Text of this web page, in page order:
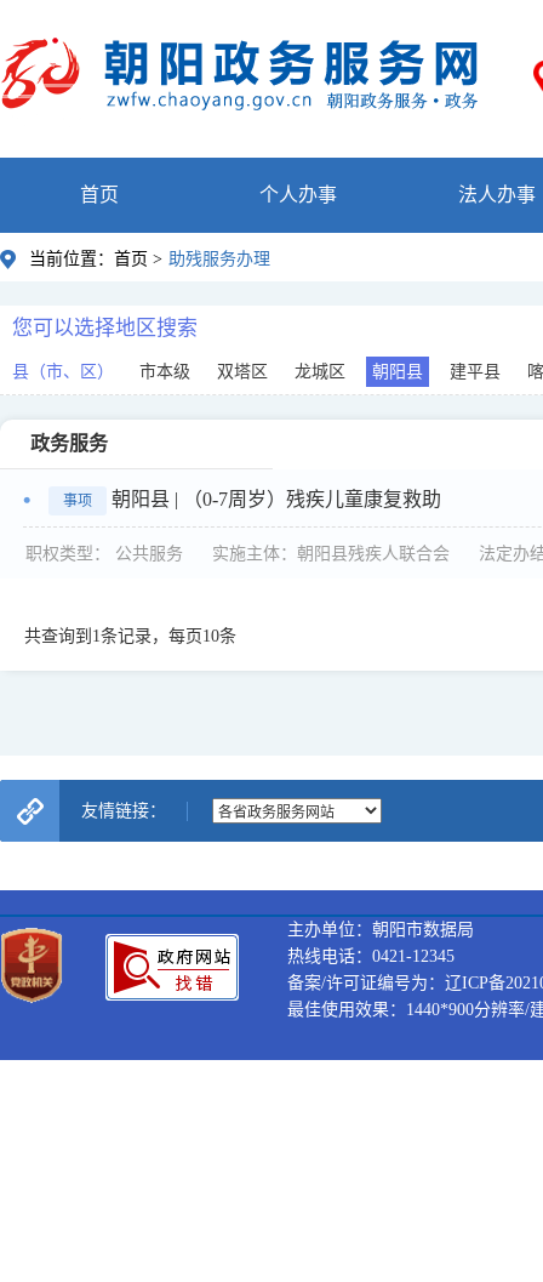
首页 个人办事 法人办事
当前位置： 首页 > 助残服务办理
您可以选择地区搜索
县（市、区） 市本级 双塔区 龙城区 朝阳县 建平县
政务服务
事项 朝阳县 | （0-7周岁）残疾儿童康复救助
职权类型： 公共服务 实施主体：朝阳县残疾人联合会 法定办
共查询到1条记录，每页10条
友情链接：
主办单位：朝阳市数据局
热线电话：0421-12345
备案/许可证编号为：辽ICP备
最佳使用效果：1440*900分辨率/